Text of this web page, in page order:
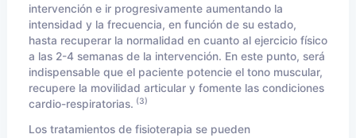
intervención e ir progresivamente aumentando la
intensidad y la frecuencia, en función de su estado,
hasta recuperar la normalidad en cuanto al ejercicio físico
a las 2-4 semanas de la intervención. En este punto, será
indispensable que el paciente potencie el tono muscular,
recupere la movilidad articular y fomente las condiciones
cardio-respiratorias. (3)
Los tratamientos de fisioterapia se pueden